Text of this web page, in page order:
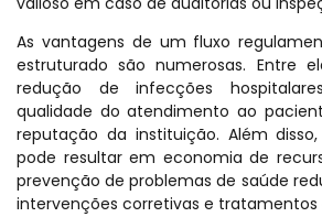
As vantagens de um fluxo
estruturado são numerosas. Entre
redução de infecções
qualidade do atendimento ao
reputação da instituição. Além
pode resultar em economia de
prevenção de problemas de saúde
intervenções corretivas e tratamentos